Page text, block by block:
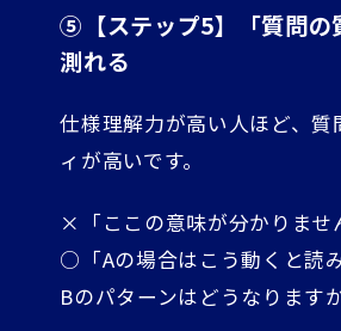
⑤【ステップ5】「質問の
測れる
仕様理解力が高い人ほど、質
ィが高いです。
×「ここの意味が分かりませ
○「Aの場合はこう動くと読
Bのパターンはどうなりますか